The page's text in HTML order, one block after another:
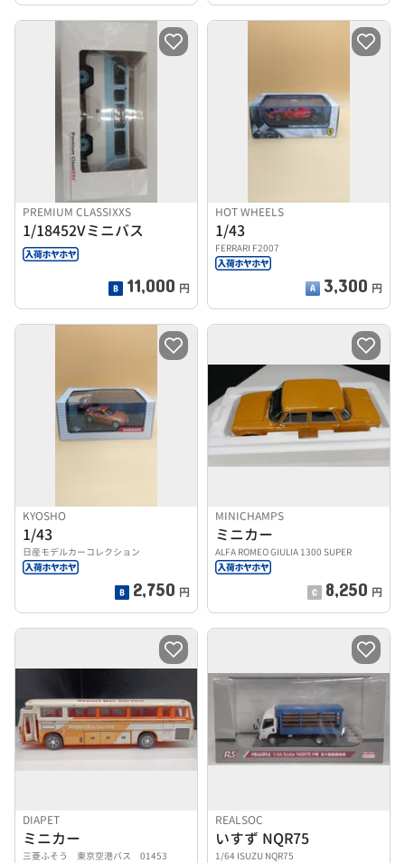
PREMIUM CLASSIXXS
1/18452Vミニバス
11,000 円
HOT WHEELS
1/43
FERRARI F2007
3,300 円
KYOSHO
1/43
日産モデルカーコレクション
2,750 円
MINICHAMPS
ミニカー
ALFA ROMEO GIULIA 1300 SUPER
8,250 円
DIAPET
ミニカー
三菱ふそう 東京空港バス 01453
REALSOC
いすず NQR75
1/64 ISUZU NQR75